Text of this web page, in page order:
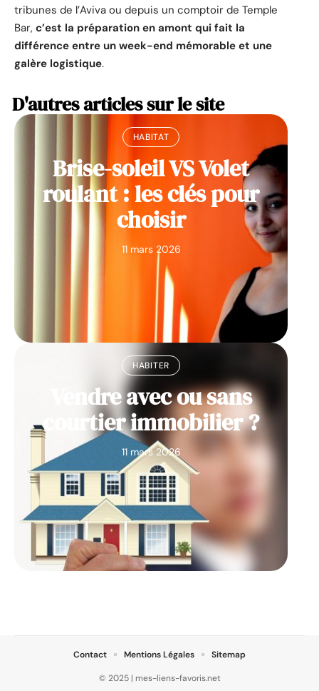
tribunes de l’Aviva ou depuis un comptoir de Temple
Bar, c’est la préparation en amont qui fait la
différence entre un week-end mémorable et une
galère logistique.
D'autres articles sur le site
HABITAT
Brise-soleil VS Volet
roulant : les clés pour
choisir
11 mars 2026
HABITER
Vendre avec ou sans
courtier immobilier ?
11 mars 2026
© 2025 | mes-liens-favoris.net
Contact Mentions Légales Sitemap